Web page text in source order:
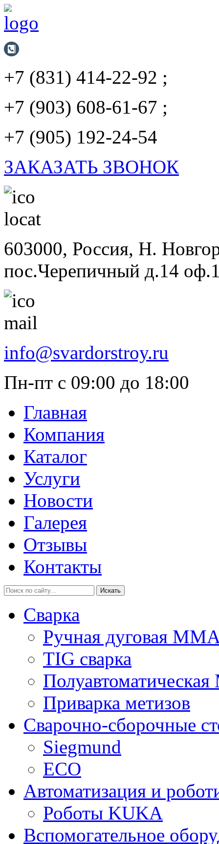
+7 (831) 414-22-92 ;
+7 (903) 608-61-67 ;
+7 (905) 192-24-54
ЗАКАЗАТЬ ЗВОНОК
603000, Россия, Н.
пос.Черепичный д.14
info@svardorstroy.ru
Пн-пт с 09:00 до 18:00
Главная
Компания
Каталог
Услуги
Новости
Галерея
Отзывы
Контакты
Искать
Сварка
Ручная дуговая
TIG сварка
Приварка метизов
Сварочно-сборочные
Siegmund
ECO
Автоматизация и
Роботы KUKA
Вспомогательное